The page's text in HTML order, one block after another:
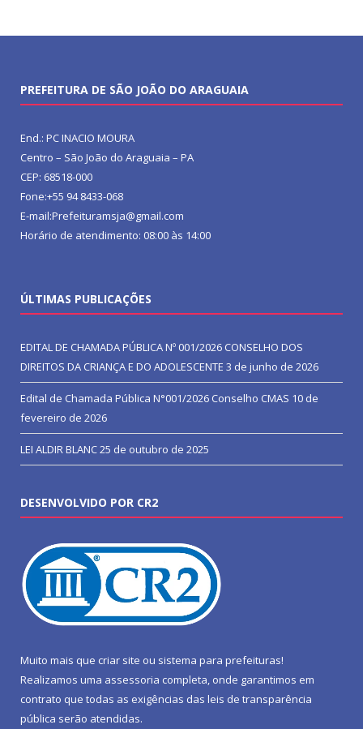
PREFEITURA DE SÃO JOÃO DO ARAGUAIA
End.: PC INACIO MOURA
Centro – São João do Araguaia – PA
CEP: 68518-000
Fone:+55 94 8433-068
E-mail:Prefeituramsja@gmail.com
Horário de atendimento: 08:00 às 14:00
ÚLTIMAS PUBLICAÇÕES
EDITAL DE CHAMADA PÚBLICA Nº 001/2026 CONSELHO DOS
DIREITOS DA CRIANÇA E DO ADOLESCENTE 3 de junho de 2026
Edital de Chamada Pública N°001/2026 Conselho CMAS 10 de
fevereiro de 2026
LEI ALDIR BLANC25 de outubro de 2025
DESENVOLVIDO POR CR2
Muito mais que criar site ou sistema para prefeituras!
Realizamos uma assessoria completa, onde garantimos em
contrato que todas as exigências das leis de transparência
pública serão atendidas.